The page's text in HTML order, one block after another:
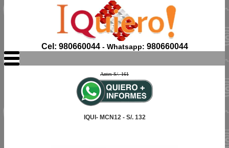
Cel: 980660044- Whatsapp: 980660044
Antes S/. 161
IQUI- MCN12 - S/. 132